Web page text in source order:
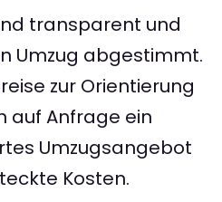
transparent und
Umzug abgestimmt.
zur Orientierung
auf Anfrage ein
Umzugsangebot
Kosten.